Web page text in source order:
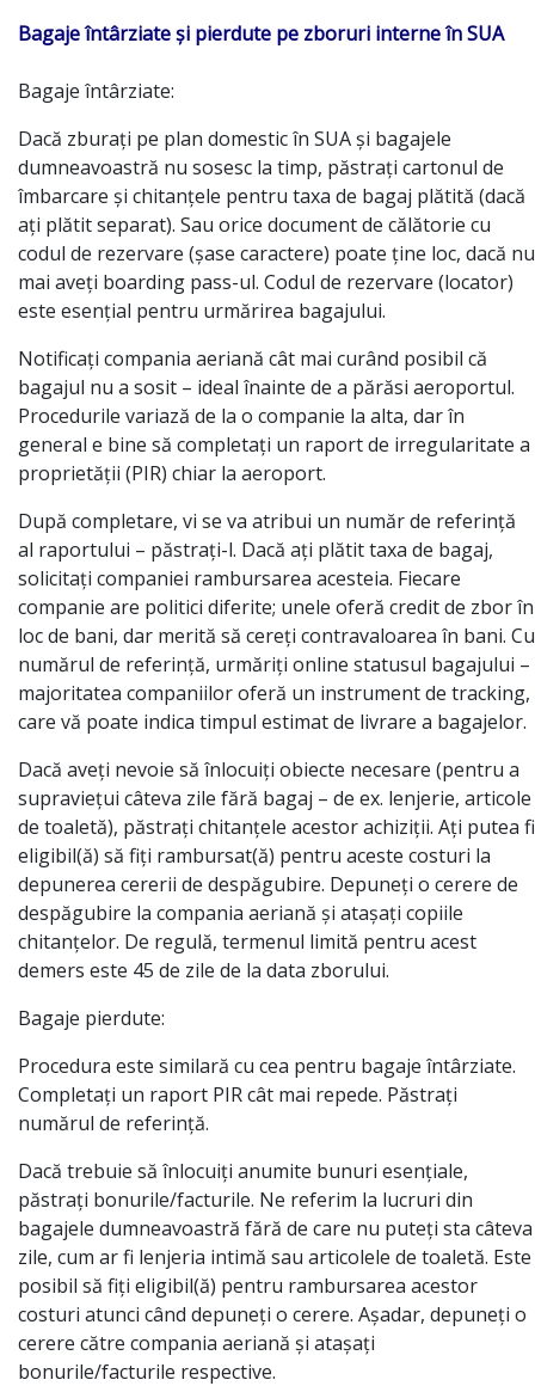
Bagaje întârziate și pierdute pe zboruri interne în SUA
Bagaje întârziate:
Dacă zburați pe plan domestic în SUA și bagajele
dumneavoastră nu sosesc la timp, păstrați cartonul de
îmbarcare și chitanțele pentru taxa de bagaj plătită (dacă
ați plătit separat). Sau orice document de călătorie cu
codul de rezervare (șase caractere) poate ține loc, dacă nu
mai aveți boarding pass-ul. Codul de rezervare (locator)
este esențial pentru urmărirea bagajului.
Notificați compania aeriană cât mai curând posibil că
bagajul nu a sosit – ideal înainte de a părăsi aeroportul.
Procedurile variază de la o companie la alta, dar în
general e bine să completați un raport de irregularitate a
proprietății (PIR) chiar la aeroport.
După completare, vi se va atribui un număr de referință
al raportului – păstrați-l. Dacă ați plătit taxa de bagaj,
solicitați companiei rambursarea acesteia. Fiecare
companie are politici diferite; unele oferă credit de zbor în
loc de bani, dar merită să cereți contravaloarea în bani. Cu
numărul de referință, urmăriți online statusul bagajului –
majoritatea companiilor oferă un instrument de tracking,
care vă poate indica timpul estimat de livrare a bagajelor.
Dacă aveți nevoie să înlocuiți obiecte necesare (pentru a
supraviețui câteva zile fără bagaj – de ex. lenjerie, articole
de toaletă), păstrați chitanțele acestor achiziții. Ați putea fi
eligibil(ă) să fiți rambursat(ă) pentru aceste costuri la
depunerea cererii de despăgubire. Depuneți o cerere de
despăgubire la compania aeriană și atașați copiile
chitanțelor. De regulă, termenul limită pentru acest
demers este 45 de zile de la data zborului.
Bagaje pierdute:
Procedura este similară cu cea pentru bagaje întârziate.
Completați un raport PIR cât mai repede. Păstrați
numărul de referință.
Dacă trebuie să înlocuiți anumite bunuri esențiale,
păstrați bonurile/facturile. Ne referim la lucruri din
bagajele dumneavoastră fără de care nu puteți sta câteva
zile, cum ar fi lenjeria intimă sau articolele de toaletă. Este
posibil să fiți eligibil(ă) pentru rambursarea acestor
costuri atunci când depuneți o cerere. Așadar, depuneți o
cerere către compania aeriană și atașați
bonurile/facturile respective.